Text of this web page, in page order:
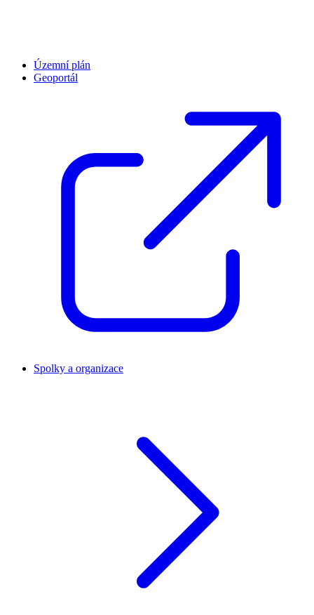
Územní plán
Geoportál
Spolky a organizace